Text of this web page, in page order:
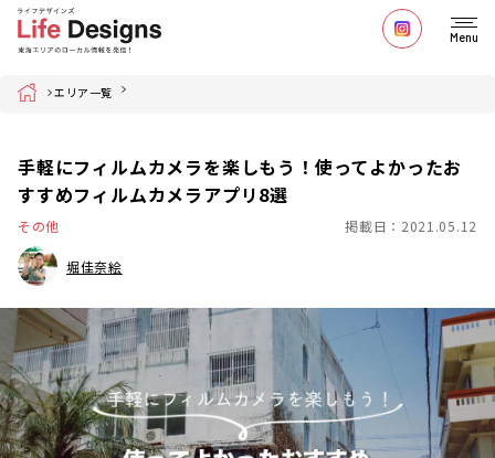
Menu
Home エリア一覧
手軽にフィルムカメラを楽しもう！使ってよかったお
すすめフィルムカメラアプリ8選
その他 掲載日：2021.05.12
堀佳奈絵